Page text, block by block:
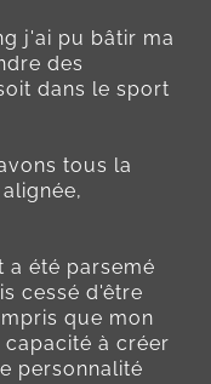
j'ai pu bâtir ma
des
dans le sport
tous la
a été parsemé
cessé d'être
que mon
à créer
personnalité